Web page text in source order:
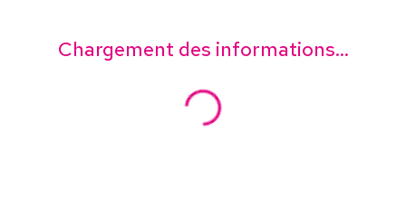
Chargement des informations...